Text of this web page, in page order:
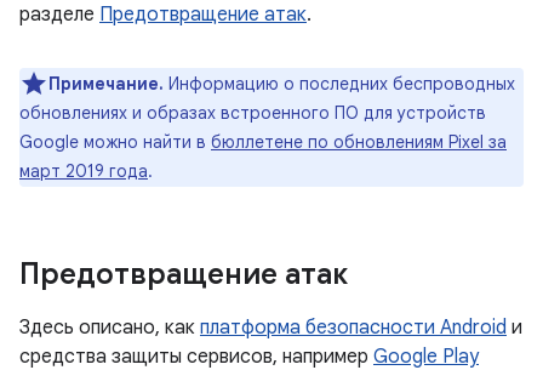
разделе Предотвращение атак.
Примечание. Информацию о последних беспроводных
обновлениях и образах встроенного ПО для устройств
Google можно найти в бюллетене по обновлениям Pixel за
март 2019 года.
Предотвращение атак
Здесь описано, как платформа безопасности Android и
средства защиты сервисов, например Google Play